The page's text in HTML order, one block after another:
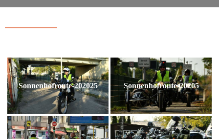
Sonnenhofroute-202025 Sonnenhofroute-20205